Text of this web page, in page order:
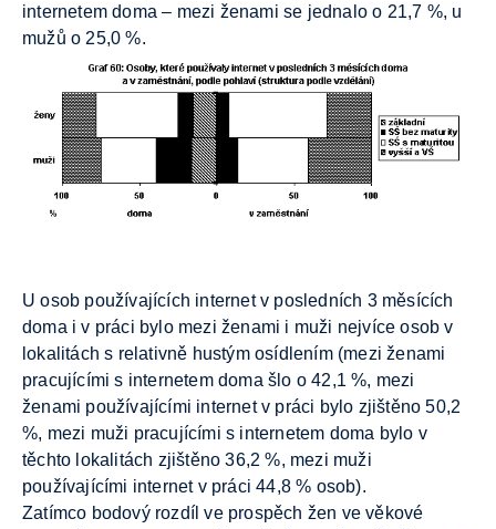
internetem doma – mezi ženami se jednalo o 21,7 %, u
mužů o 25,0 %.
U osob používajících internet v posledních 3 měsících
doma i v práci bylo mezi ženami i muži nejvíce osob v
lokalitách s relativně hustým osídlením (mezi ženami
pracujícími s internetem doma šlo o 42,1 %, mezi
ženami používajícími internet v práci bylo zjištěno 50,2
%, mezi muži pracujícími s internetem doma bylo v
těchto lokalitách zjištěno 36,2 %, mezi muži
používajícími internet v práci 44,8 % osob).
Zatímco bodový rozdíl ve prospěch žen ve věkové